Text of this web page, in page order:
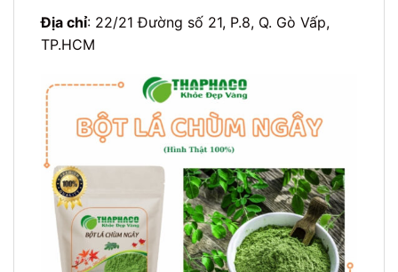
Địa chỉ: 22/21 Đường số 21, P.8, Q. Gò Vấp,
TP.HCM